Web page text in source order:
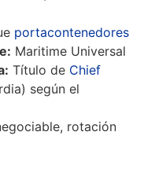
portacontenedores
Maritime Universal
Título de Chief
según el
rotación